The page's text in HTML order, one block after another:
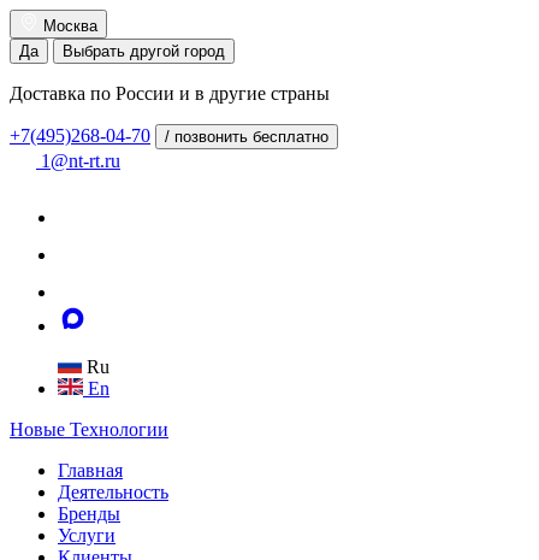
Москва
Да
Выбрать другой город
Доставка по России и в другие страны
+7(495)268-04-70 / позвонить бесплатно
1@nt-rt.ru
Ru
En
Новые Технологии
Главная
Деятельность
Бренды
Услуги